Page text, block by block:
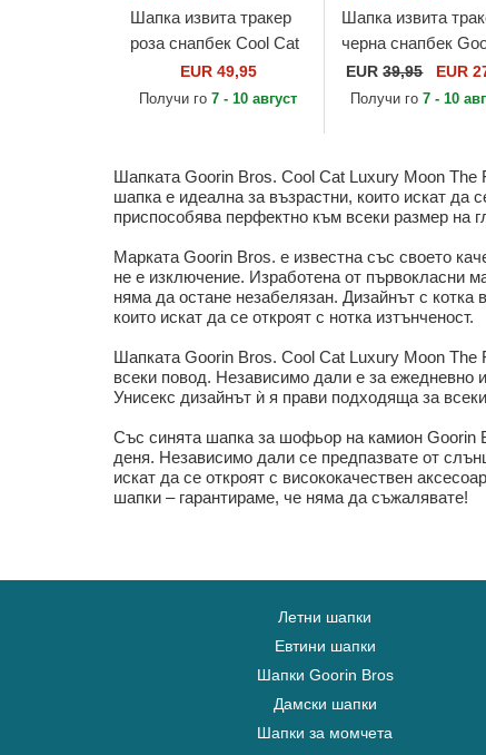
Шапка извита тракер
роза снапбек Cool Cat
The Farm Premium The
Farm от Goorin Bros.
EUR 49,95
Получи го7 - 10 август
Шапка извита
черна снапбек
Bros. Lit Firefly
Moon The Farm
EUR39,95 EUR
Получи го7 - 10
Шапката Goorin Bros. Cool Cat Luxury Moon The
шапка е идеална за възрастни, които искат да
приспособява перфектно към всеки размер на
Марката Goorin Bros. е известна със своето
не е изключение. Изработена от първокласни
няма да остане незабелязан. Дизайнът с котка
които искат да се откроят с нотка изтънченост.
Шапката Goorin Bros. Cool Cat Luxury Moon The
всеки повод. Независимо дали е за ежедневно
Унисекс дизайнът ѝ я прави подходяща за
Със синята шапка за шофьор на камион Goorin
деня. Независимо дали се предпазвате от
искат да се откроят с висококачествен
шапки – гарантираме, че няма да съжалявате!
Летни шапки
Евтини шапки
Шапки Goorin Bros
Дамски шапки
Шапки за момчета